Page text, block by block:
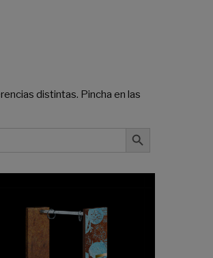
distintas. Pincha en las
Botón de búsqueda